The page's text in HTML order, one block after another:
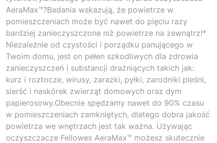
AeraMax™?Badania wskazują, że powietrze w
pomieszczeniach może być nawet do pięciu razy
bardziej zanieczyszczone niż powietrze na zewnątrz!*
Niezależnie od czystości i porządku panującego w
Twoim domu, jest on pełen szkodliwych dla zdrowia
zanieczyszczeń i substancji drażniących takich jak:
kurz i roztocze, wirusy, zarazki, pyłki, zarodniki pleśni,
sierść i naskórek zwierząt domowych oraz dym
papierosowy.Obecnie spędzamy nawet do 90% czasu
w pomieszczeniach zamkniętych, dlatego dobra jakość
powietrza we wnętrzach jest tak ważna. Używając
oczyszczacze Fellowes AeraMax™ możesz skutecznie